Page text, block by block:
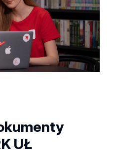
możliwość zapisu
Apostille
na język polski
przysięgłego
złożenia dokumentów
kandydata może
żadnego
przesłać pocztą
- liczy się data
na UŁ! :)
UŁ